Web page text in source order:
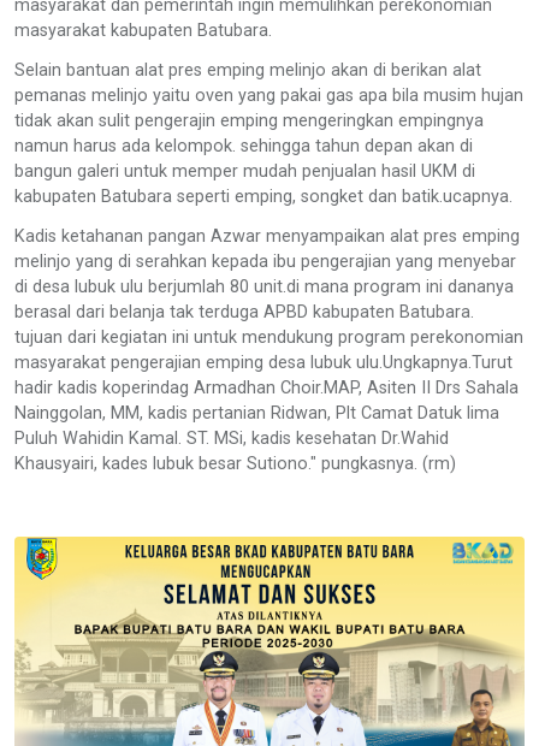
masyarakat dan pemerintah ingin memulihkan perekonomian
masyarakat kabupaten Batubara.
Selain bantuan alat pres emping melinjo akan di berikan alat
pemanas melinjo yaitu oven yang pakai gas apa bila musim hujan
tidak akan sulit pengerajin emping mengeringkan empingnya
namun harus ada kelompok. sehingga tahun depan akan di
bangun galeri untuk memper mudah penjualan hasil UKM di
kabupaten Batubara seperti emping, songket dan batik.ucapnya.
Kadis ketahanan pangan Azwar menyampaikan alat pres emping
melinjo yang di serahkan kepada ibu pengerajian yang menyebar
di desa lubuk ulu berjumlah 80 unit.di mana program ini dananya
berasal dari belanja tak terduga APBD kabupaten Batubara.
tujuan dari kegiatan ini untuk mendukung program perekonomian
masyarakat pengerajian emping desa lubuk ulu.Ungkapnya.Turut
hadir kadis koperindag Armadhan Choir.MAP, Asiten II Drs Sahala
Nainggolan, MM, kadis pertanian Ridwan, Plt Camat Datuk lima
Puluh Wahidin Kamal. ST. MSi, kadis kesehatan Dr.Wahid
Khausyairi, kades lubuk besar Sutiono." pungkasnya. (rm)